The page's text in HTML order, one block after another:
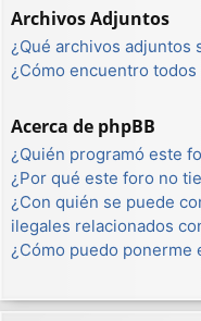
Archivos Adjuntos
¿Qué archivos adjuntos
¿Cómo encuentro
Acerca de phpBB
¿Quién programó este
¿Por qué este foro no
¿Con quién se puede
ilegales relacionados
¿Cómo puedo ponerme